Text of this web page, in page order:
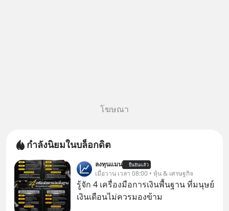
โฆษณา
กำลังนิยมในบล็อกดิต
ลงทุนแมน ยืนยันแล้ว
เมื่อวาน เวลา 08:00 • หุ้น & เศรษฐกิจ
รู้จัก 4 เครื่องมือการเงินพื้นฐาน ที่มนุษย์
เงินเดือนไม่ควรมองข้าม